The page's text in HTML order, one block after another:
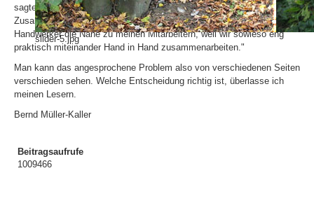
slider-5.jpg
sagte: "Es kommt meiner Meinung nach auf die Länge der
Zusammenarbeit an." - Ein vierter sagte: "Ich brauche mit dem Du als
Handwerker die Nähe zu meinen Mitarbeitern, weil wir sowieso eng
praktisch miteinander Hand in Hand zusammenarbeiten."
Man kann das angesprochene Problem also von verschiedenen Seiten
verschieden sehen. Welche Entscheidung richtig ist, überlasse ich
meinen Lesern.
Bernd Müller-Kaller
Beitragsaufrufe
1009466